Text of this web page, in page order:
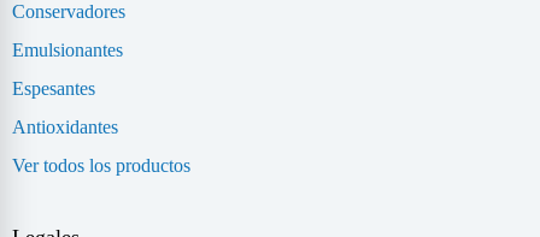
Conservadores
Emulsionantes
Espesantes
Antioxidantes
Ver todos los productos